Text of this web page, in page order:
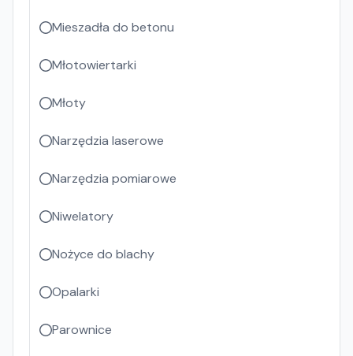
Mieszadła do betonu
Młotowiertarki
Młoty
Narzędzia laserowe
Narzędzia pomiarowe
Niwelatory
Nożyce do blachy
Opalarki
Parownice